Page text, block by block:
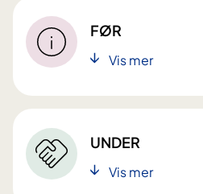
FØR
Vis mer
UNDER
Vis mer